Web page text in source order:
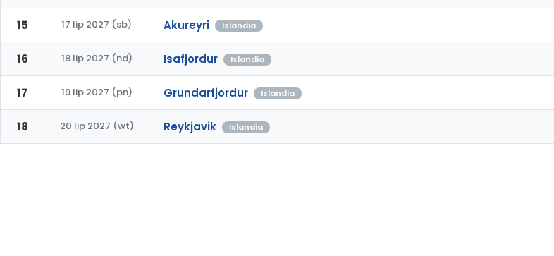
15 17 lip 2027 (sb) Akureyri Islandia
16 18 lip 2027 (nd) Isafjordur Islandia
17 19 lip 2027 (pn) Grundarfjordur Islandia
18 20 lip 2027 (wt) Reykjavik Islandia